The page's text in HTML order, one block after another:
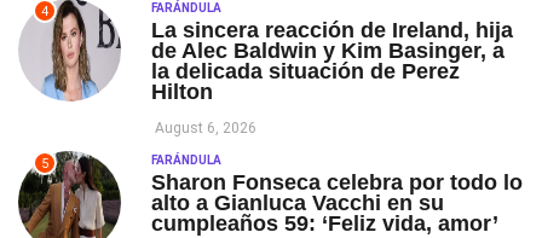
4 FARÁNDULA
La sincera reacción de Ireland, hija
de Alec Baldwin y Kim Basinger, a
la delicada situación de Perez
Hilton
August 6, 2026
5 FARÁNDULA
Sharon Fonseca celebra por todo lo
alto a Gianluca Vacchi en su
cumpleaños 59: ‘Feliz vida, amor’